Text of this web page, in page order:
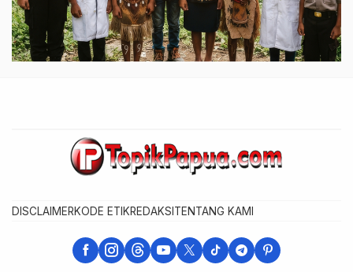
DISCLAIMERKODE ETIKREDAKSITENTANG KAMI